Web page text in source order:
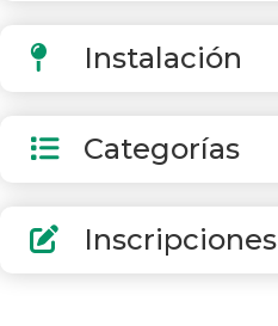
Instalación
Categorías
Inscripciones